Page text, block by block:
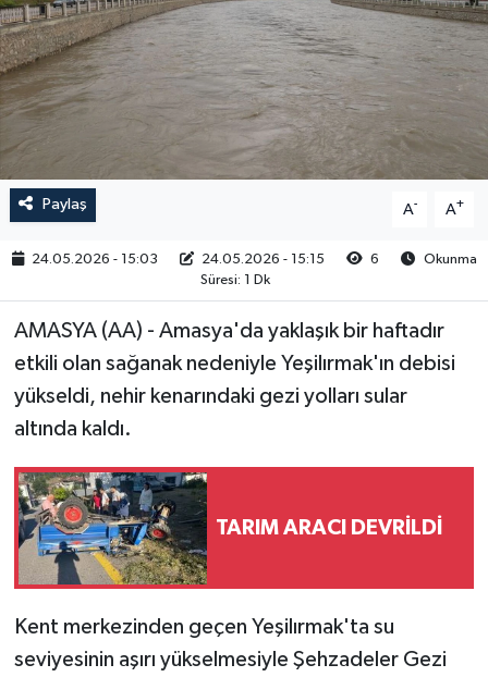
Paylaş A- A+
24.05.2026 - 15:03 24.05.2026 - 15:15 6
Okunma
Süresi: 1 Dk
AMASYA (AA) - Amasya'da yaklaşık bir haftadır
etkili olan sağanak nedeniyle Yeşilırmak'ın debisi
yükseldi, nehir kenarındaki gezi yolları sular
altında kaldı.
TARIM ARACI DEVRİLDİ
Kent merkezinden geçen Yeşilırmak'ta su
seviyesinin aşırı yükselmesiyle Şehzadeler Gezi
RESMİ İLAN